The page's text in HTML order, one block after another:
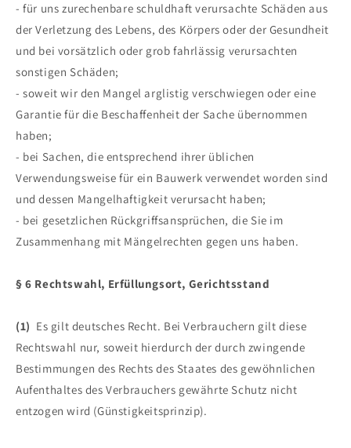
- für uns zurechenbare schuldhaft verursachte Schäden aus
der Verletzung des Lebens, des Körpers oder der Gesundheit
und bei vorsätzlich oder grob fahrlässig verursachten
sonstigen Schäden;
- soweit wir den Mangel arglistig verschwiegen oder eine
Garantie für die Beschaffenheit der Sache übernommen
haben;
- bei Sachen, die entsprechend ihrer üblichen
Verwendungsweise für ein Bauwerk verwendet worden sind
und dessen Mangelhaftigkeit verursacht haben;
- bei gesetzlichen Rückgriffsansprüchen, die Sie im
Zusammenhang mit Mängelrechten gegen uns haben.
§ 6 Rechtswahl, Erfüllungsort, Gerichtsstand
(1) Es gilt deutsches Recht. Bei Verbrauchern gilt diese
Rechtswahl nur, soweit hierdurch der durch zwingende
Bestimmungen des Rechts des Staates des gewöhnlichen
Aufenthaltes des Verbrauchers gewährte Schutz nicht
entzogen wird (Günstigkeitsprinzip).